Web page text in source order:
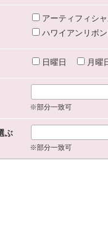
アーティフィシ
ハワイアンリボ
日曜日 月曜
※部分一致可
ぶ
※部分一致可